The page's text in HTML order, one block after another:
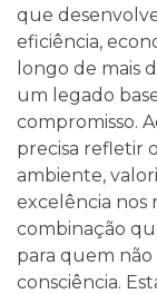
que
eficiência,
longo de mais
um legado
compromisso.
precisa refletir
ambiente,
excelência nos
combinação
para quem
consciência.